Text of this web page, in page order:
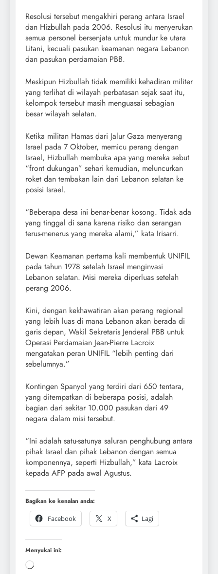
Resolusi tersebut mengakhiri perang antara Israel
dan Hizbullah pada 2006. Resolusi itu menyerukan
semua personel bersenjata untuk mundur ke utara
Litani, kecuali pasukan keamanan negara Lebanon
dan pasukan perdamaian PBB.
Meskipun Hizbullah tidak memiliki kehadiran militer
yang terlihat di wilayah perbatasan sejak saat itu,
kelompok tersebut masih menguasai sebagian
besar wilayah selatan.
Ketika militan Hamas dari Jalur Gaza menyerang
Israel pada 7 Oktober, memicu perang dengan
Israel, Hizbullah membuka apa yang mereka sebut
“front dukungan” sehari kemudian, meluncurkan
roket dan tembakan lain dari Lebanon selatan ke
posisi Israel.
“Beberapa desa ini benar-benar kosong. Tidak ada
yang tinggal di sana karena risiko dan serangan
terus-menerus yang mereka alami,” kata Irisarri.
Dewan Keamanan pertama kali membentuk UNIFIL
pada tahun 1978 setelah Israel menginvasi
Lebanon selatan. Misi mereka diperluas setelah
perang 2006.
Kini, dengan kekhawatiran akan perang regional
yang lebih luas di mana Lebanon akan berada di
garis depan, Wakil Sekretaris Jenderal PBB untuk
Operasi Perdamaian Jean-Pierre Lacroix
mengatakan peran UNIFIL “lebih penting dari
sebelumnya.”
Kontingen Spanyol yang terdiri dari 650 tentara,
yang ditempatkan di beberapa posisi, adalah
bagian dari sekitar 10.000 pasukan dari 49
negara dalam misi tersebut.
“Ini adalah satu-satunya saluran penghubung antara
pihak Israel dan pihak Lebanon dengan semua
komponennya, seperti Hizbullah,” kata Lacroix
kepada AFP pada awal Agustus.
Bagikan ke kenalan anda:
Facebook
X Lagi
Menyukai ini: